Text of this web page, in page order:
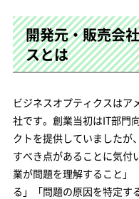
開発元・販売会
スとは
ビジネスオプティクスはア
社です。創業当初はIT部門
クトを提供していましたが
すべき点があることに気付
業が問題を理解すること」
る」「問題の原因を特定す